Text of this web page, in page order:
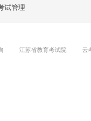
试管理
江苏省教育考试院 云